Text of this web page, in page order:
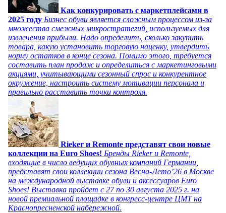
Как конкурировать с маркетплейсами в
2025 году Бизнес обуви является сложным процессом из-за
множества смежных микростратегий, используемых для
извлечения прибыли. Надо определить, сколько закупить
товара, какую установить торговую наценку, утвердить
норму остатков в конце сезона. Помимо этого, требуется
составить план продаж и определиться с маркетинговыми
акциями, учитывающими сезонный спрос и конкурентное
окружение, настроить систему мотивации персонала и
правильно расставить точки контроля.
Rieker и Remonte представят свои новые
коллекции на Euro Shoes! Бренды Rieker и Remonte,
входящие в число ведущих обувных компаний Германии,
представят свои коллекции сезона Весна-Лето’26 в Москве
на международной выставке обуви и аксессуаров Euro
Shoes! Выставка пройдет c 27 по 30 августа 2025 г. на
новой премиальной площадке в конгресс-центре ЦМТ на
Краснопресненской набережной.